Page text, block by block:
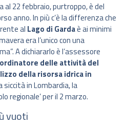
al 22 febbraio, purtroppo, è del
anno. In più c’è la differenza che
al Lago di Gardaè ai minimi
era l’unico con una
A dichiararlo è l’assessore
delle attività del
della risorsa idrica in
siccità in Lombardia, la
regionale’ per il 2 marzo.
vuoti